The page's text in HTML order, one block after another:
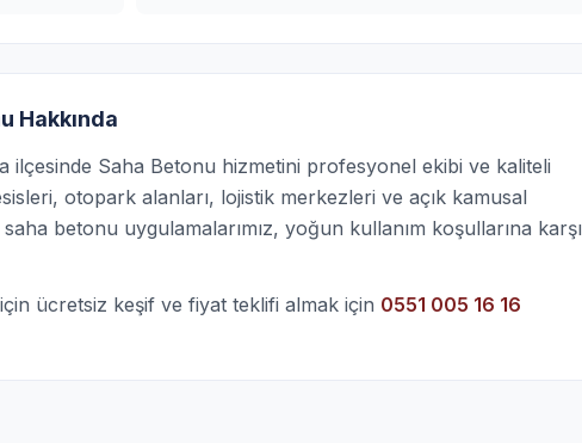
Hakkında
ilçesinde Saha Betonu hizmetini profesyonel ekibi ve kaliteli
otopark alanları, lojistik merkezleri ve açık kamusal
betonu uygulamalarımız, yoğun kullanım koşullarına karşı
ücretsiz keşif ve fiyat teklifi almak için 0551 005 16 16